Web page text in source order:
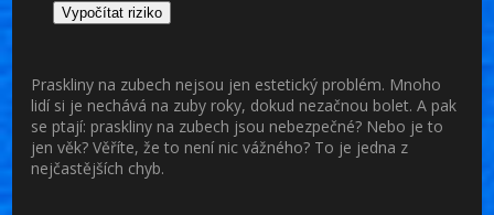
Vypočítat riziko
Praskliny na zubech nejsou jen estetický problém. Mnoho
lidí si je nechává na zuby roky, dokud nezačnou bolet. A pak
se ptají: praskliny na zubech jsou nebezpečné? Nebo je to
jen věk? Věříte, že to není nic vážného? To je jedna z
nejčastějších chyb.